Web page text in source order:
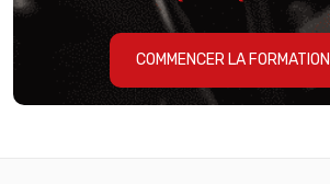
COMMENCER LA FORMATION